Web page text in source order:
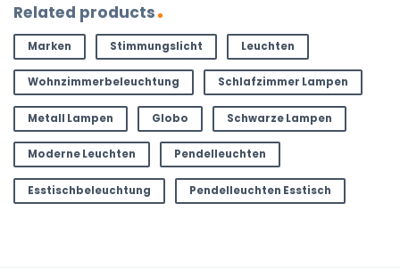
Related products
Marken Stimmungslicht Leuchten
Wohnzimmerbeleuchtung Schlafzimmer Lampen
Metall Lampen Globo Schwarze Lampen
Moderne Leuchten Pendelleuchten
Esstischbeleuchtung Pendelleuchten Esstisch